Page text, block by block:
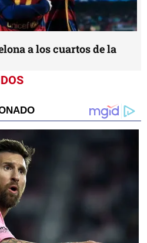
a los cuartos de la